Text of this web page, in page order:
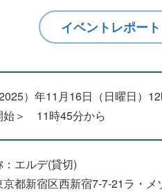
イベントレポート
）年11月16日（日曜日）
始＞ 11時45分から
エルデ(貸切)
都新宿区西新宿7-7-21ラ・